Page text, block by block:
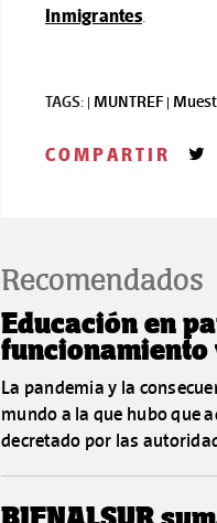
Inmigrantes.
TAGS: | MUNTREF |
COMPARTIR
Recomendados
Educación en
La pandemia y la
mundo a la que hubo que
decretado por las